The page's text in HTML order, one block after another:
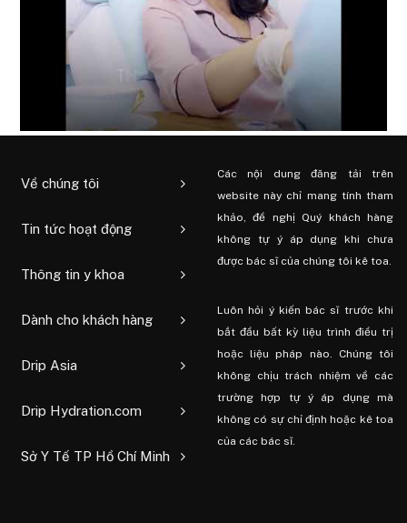
Về chúng tôi
Tin tức hoạt động
Thông tin y khoa
Dành cho khách hàng
Drip Asia
Drip Hydration.com
Sở Y Tế TP Hồ Chí Minh
Các nội dung đăng tải trên
website này chỉ mang tính tham
khảo, đề nghị Quý khách hàng
không tự ý áp dụng khi chưa
được bác sĩ của chúng tôi kê toa.
Luôn hỏi ý kiến ​​bác sĩ trước khi
bắt đầu bất kỳ liệu trình điều trị
hoặc liệu pháp nào. Chúng tôi
không chịu trách nhiệm về các
trường hợp tự ý áp dụng mà
không có sự chỉ định hoặc kê toa
của các bác sĩ.